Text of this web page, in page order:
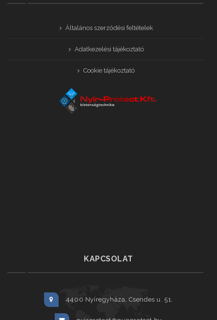
Általános szerződési feltételek
Adatkezelési tájékoztató
Cookie tájékoztató
KAPCSOLAT
4400 Nyíregyháza, Csendes u. 51.